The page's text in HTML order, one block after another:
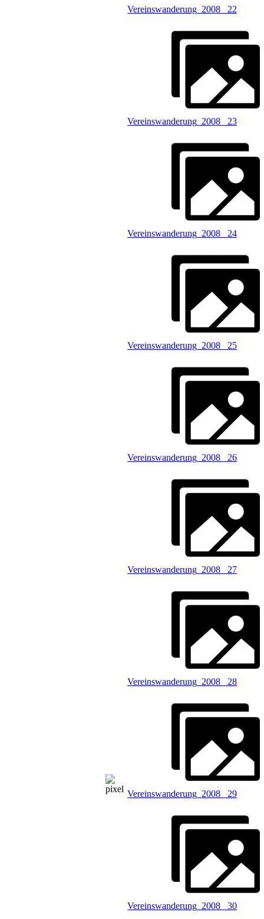
Vereinswanderung_2008 _22
Vereinswanderung_2008 _23
Vereinswanderung_2008 _24
Vereinswanderung_2008 _25
Vereinswanderung_2008 _26
Vereinswanderung_2008 _27
Vereinswanderung_2008 _28
Vereinswanderung_2008 _29
Vereinswanderung_2008 _30